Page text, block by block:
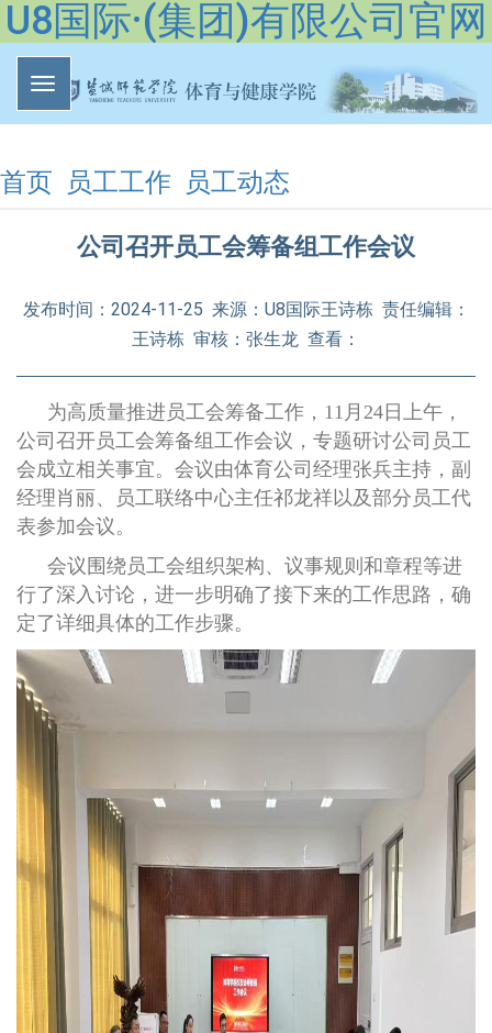
U8国际·(集团)有限公司官网
首页 员工工作 员工动态
公司召开员工会筹备组工作会议
发布时间：2024-11-25 来源：U8国际王诗栋 责任编辑：
王诗栋 审核：张生龙 查看：
为高质量推进员工会筹备工作， 11月24日上午，
公司召开员工会筹备组工作会议，专题研讨公司员工
会成立相关事宜。会议由体育公司经理张兵主持，副
经理肖丽、员工联络中心主任祁龙祥以及部分员工代
表参加会议。
会议围绕员工会组织架构、议事规则和章程等进
行了深入讨论，进一步明确了接下来的工作思路，确
定了详细具体的工作步骤。